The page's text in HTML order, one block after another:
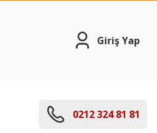
Giriş Yap
0212 324 81 81